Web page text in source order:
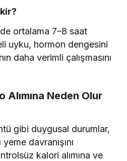
ortalama 7–8 saat
uyku, hormon dengesini
daha verimli çalışmasını
Alımına Neden Olur
gibi duygusal durumlar,
davranışını
kalori alımına ve